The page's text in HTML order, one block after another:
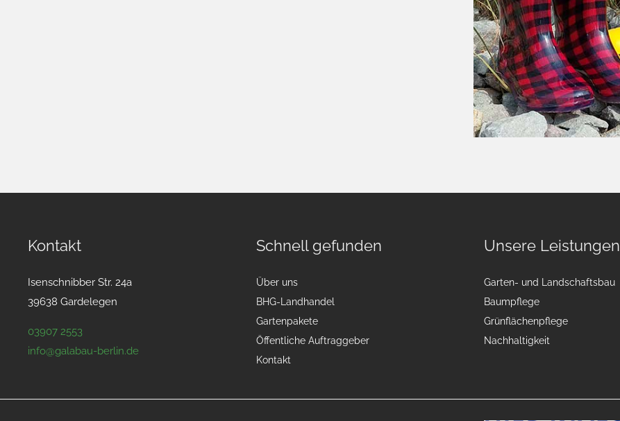
Kontakt
Isenschnibber Str. 24a
39638 Gardelegen
03907 2553
info@galabau-berlin.de
Schnell gefunden
Über uns
BHG-Landhandel
Gartenpakete
Öffentliche Auftraggeber
Kontakt
Unsere Leistungen
Garten- und Landschaftsbau
Baumpflege
Grünflächenpflege
Nachhaltigkeit